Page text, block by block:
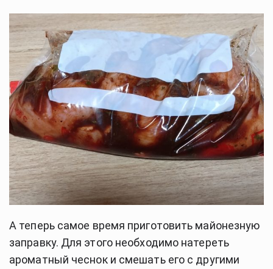
А теперь самое время приготовить майонезную
заправку. Для этого необходимо натереть
ароматный чеснок и смешать его с другими